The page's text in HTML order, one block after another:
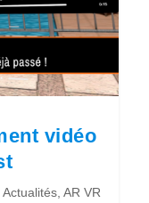
vidéo
Actualités ,AR VR